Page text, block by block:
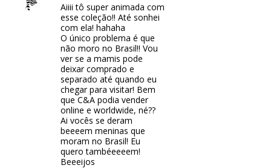
Aiiii tô super animada com
esse coleção!! Até sonhei
com ela! hahaha
O único problema é que
não moro no Brasil!! Vou
ver se a mamis pode
deixar comprado e
separado até quando eu
chegar para visitar! Bem
que C&A podia vender
online e worldwide, né??
Ai vocês se deram
beeeem meninas que
moram no Brasil! Eu
quero tambéeeeem!
Beeeijos